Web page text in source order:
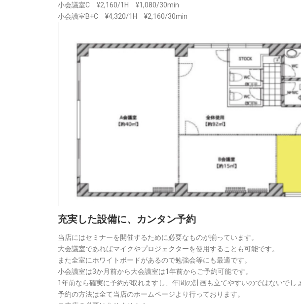
小会議室C ¥2,160/1H ¥1,080/30min
小会議室B+C ¥4,320/1H ¥2,160/30min
充実した設備に、カンタン予約
当店にはセミナーを開催するために必要なものが揃っています。
大会議室であればマイクやプロジェクターを使用することも可能です。
また全室にホワイトボードがあるので勉強会等にも最適です。
小会議室は3か月前から大会議室は1年前からご予約可能です。
1年前なら確実に予約が取れますし、年間の計画も立てやすいのではないでし
予約の方法は全て当店のホームページより行っております。